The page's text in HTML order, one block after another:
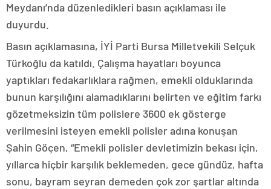
Meydanı’nda düzenledikleri basın açıklaması ile
duyurdu.
Basın açıklamasına, İYİ Parti Bursa Milletvekili Selçuk
Türkoğlu da katıldı. Çalışma hayatları boyunca
yaptıkları fedakarlıklara rağmen, emekli olduklarında
bunun karşılığını alamadıklarını belirten ve eğitim farkı
gözetmeksizin tüm polislere 3600 ek gösterge
verilmesini isteyen emekli polisler adına konuşan
Şahin Göçen, “Emekli polisler devletimizin bekası için,
yıllarca hiçbir karşılık beklemeden, gece gündüz, hafta
sonu, bayram seyran demeden çok zor şartlar altında